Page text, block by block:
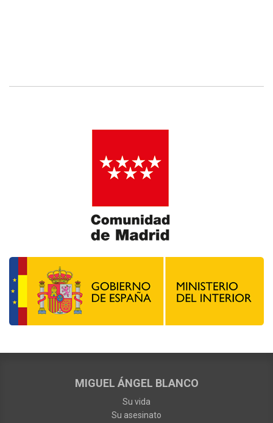
MIGUEL ÁNGEL BLANCO
Su vida
Su asesinato